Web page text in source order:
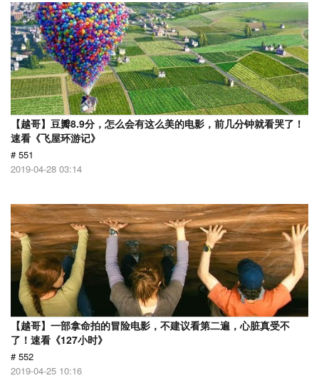
【越哥】豆瓣8.9分，怎么会有这么美的电影，前几分钟就看哭了！
速看《飞屋环游记》
# 551
2019-04-28 03:14
【越哥】一部拿命拍的冒险电影，不建议看第二遍，心脏真受不
了！速看《127小时》
# 552
2019-04-25 10:16